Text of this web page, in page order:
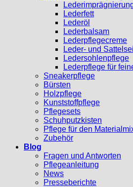
Lederfett
Lederöl
Lederbalsam
Lederpflegecreme
Leder- und
Ledersohlenpflege
Lederpflege für
Sneakerpflege
Bürsten
Holzpflege
Kunststoffpflege
Pflegesets
Schuhputzkisten
Pflege für den
Zubehör
Blog
Fragen und Antworten
Pflegeanleitung
News
Presseberichte